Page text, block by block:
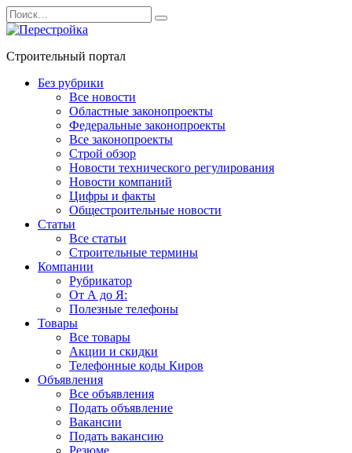
Перейти
к
содержанию
Search
for:
Строительный портал
Без рубрики
Все новости
Областные законопроекты
Федеральные законопроекты
Все законопроекты
Строй обзор
Новости технического регулирования
Новости компаний
Цифры и факты
Общестроительные новости
Статьи
Все статьи
Строительные термины
Компании
Рубрикатор
От А до Я:
Полезные телефоны
Товары
Все товары
Акции и скидки
Телефонные коды Киров
Объявления
Все объявления
Подать объявление
Вакансии
Подать вакансию
Резюме